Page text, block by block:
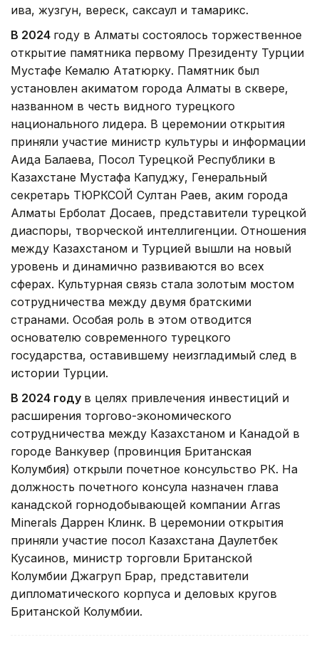
ива, жузгун, вереск, саксаул и тамарикс.
В 2024 году в Алматы состоялось торжественное
открытие памятника первому Президенту Турции
Мустафе Кемалю Ататюрку. Памятник был
установлен акиматом города Алматы в сквере,
названном в честь видного турецкого
национального лидера. В церемонии открытия
приняли участие министр культуры и информации
Аида Балаева, Посол Турецкой Республики в
Казахстане Мустафа Капуджу, Генеральный
секретарь ТЮРКСОЙ Султан Раев, аким города
Алматы Ерболат Досаев, представители турецкой
диаспоры, творческой интеллигенции. Отношения
между Казахстаном и Турцией вышли на новый
уровень и динамично развиваются во всех
сферах. Культурная связь стала золотым мостом
сотрудничества между двумя братскими
странами. Особая роль в этом отводится
основателю современного турецкого
государства, оставившему неизгладимый след в
истории Турции.
В 2024 году в целях привлечения инвестиций и
расширения торгово-экономического
сотрудничества между Казахстаном и Канадой в
городе Ванкувер (провинция Британская
Колумбия) открыли почетное консульство РК. На
должность почетного консула назначен глава
канадской горнодобывающей компании Arras
Minerals Даррен Клинк. В церемонии открытия
приняли участие посол Казахстана Даулетбек
Кусаинов, министр торговли Британской
Колумбии Джагруп Брар, представители
дипломатического корпуса и деловых кругов
Британской Колумбии.